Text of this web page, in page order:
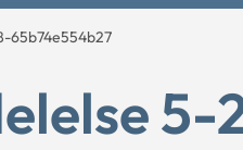
65b74e554b27
5-